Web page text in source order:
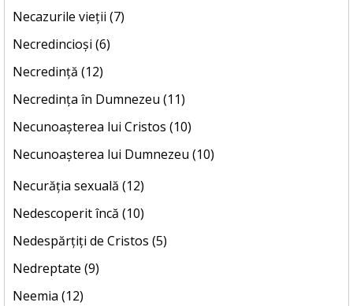
Necazurile vieții (7)
Necredincioși (6)
Necredință (12)
Necredința în Dumnezeu (11)
Necunoașterea lui Cristos (10)
Necunoașterea lui Dumnezeu (10)
Necurăția sexuală (12)
Nedescoperit încă (10)
Nedespărțiți de Cristos (5)
Nedreptate (9)
Neemia (12)